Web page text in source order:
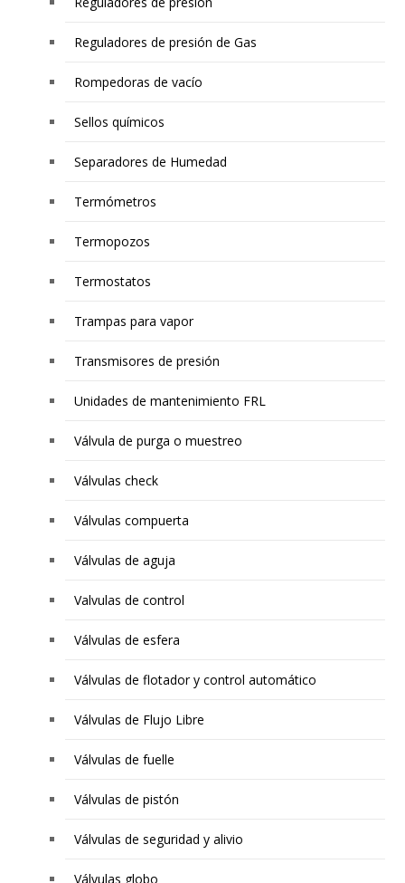
Reguladores de presión de Gas
Rompedoras de vacío
Sellos químicos
Separadores de Humedad
Termómetros
Termopozos
Termostatos
Trampas para vapor
Transmisores de presión
Unidades de mantenimiento FRL
Válvula de purga o muestreo
Válvulas check
Válvulas compuerta
Válvulas de aguja
Valvulas de control
Válvulas de esfera
Válvulas de flotador y control automático
Válvulas de Flujo Libre
Válvulas de fuelle
Válvulas de pistón
Válvulas de seguridad y alivio
Válvulas globo